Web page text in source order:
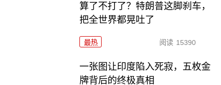
算了不打了？特朗普这脚刹车，
把全世界都晃吐了
最热 阅读 15390
一张图让印度陷入死寂，五枚金
牌背后的终极真相